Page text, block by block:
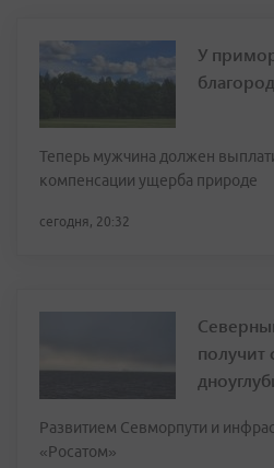
У
Теперь мужчина должен
компенсации ущерба природе
сегодня, 20:32
получит
Развитием Севморпути и
«Росатом»